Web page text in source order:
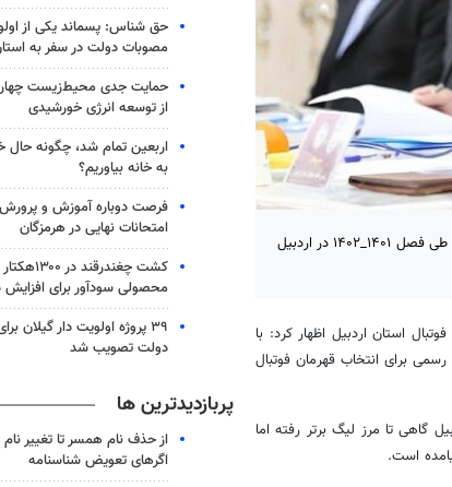
اردبیل - رئیس هیأت فوتبال استان اردبیل گفت: ۳۰۶ بازی رسمی فوتبال و فوتسال طی فصل ۱۴۰۱_۱۴۰۲ در اردبیل
استان اردبیل اظهار کرد: با
فوتبال و ۴۷ تیم در فوتسال اردبیل طی فصل ۱۴۰۱_۱۴۰۲، ۳۰۶ بازی رسمی برای انتخاب قهرمان فوتبال
گاهی تا مرز لیگ برتر رفته اما
است.
حق شناس: پسماند یکی از
مصوبات دولت در سفر به
حمایت جدی محیط‌زیست
از توسعه انرژی خورشیدی
اربعین تمام شد، چگونه حال
به خانه بیاوریم؟
فرصت دوباره آموزش و پرورش
امتحانات نهایی در هرمزگان
کشت
محصولی سودآور برای افزایش
۳۹ پروژه اولویت دار گیلان
دولت تصویب شد
پربازدیدترین ها
از حذف نام همسر تا تغییر نام
اگرهای تعویض شناسنامه